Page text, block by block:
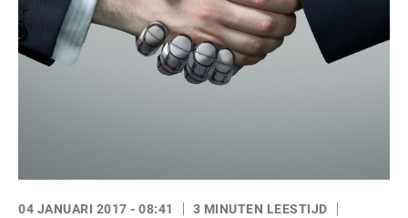
04 JANUARI 2017 - 08:41
3 MINUTEN LEESTIJD